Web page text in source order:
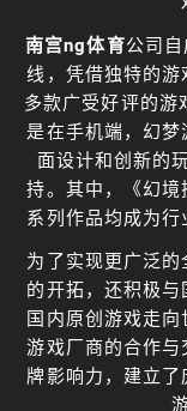
南宫ng体育公司
线，凭借独特的
多款广受好评的游
是在手机端，幻
面设计和创新的
持。其中，《幻境
系列作品均成为行
为了实现更广泛
的开拓，还积极
国内原创游戏走
游戏厂商的合作
牌影响力，建立